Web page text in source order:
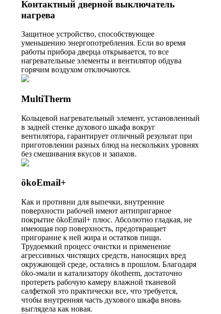
Контактный дверной выключатель
нагрева
Защитное устройство, способствующее
уменьшению энергопотребления. Если во время
работы прибора дверца открывается, то все
нагревательные элементы и вентилятор обдува
горячим воздухом отключаются.
MultiTherm
Кольцевой нагревательный элемент, установленный
в задней стенке духового шкафа вокруг
вентилятора, гарантирует отличный результат при
приготовлении разных блюд на нескольких уровнях
без смешивания вкусов и запахов.
ökoEmail+
Как и противни для выпечки, внутренние
поверхности рабочей имеют антипригарное
покрытие ökoEmail+ плюс. Абсолютно гладкая, не
имеющая пор поверхность, предотвращает
пригорание к ней жира и остатков пищи.
Трудоемкий процесс очистки и применение
агрессивных чистящих средств, наносящих вред
окружающей среде, остались в прошлом. Благодаря
öko-эмали и катализатору ökotherm, достаточно
протереть рабочую камеру влажной тканевой
салфеткой это практически все, что требуется,
чтобы внутренняя часть духового шкафа вновь
выглядела как новая.